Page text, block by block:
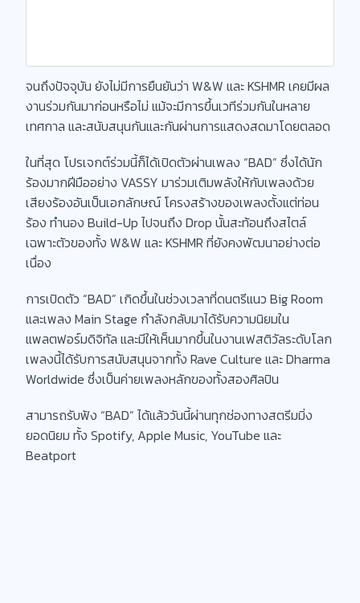
จนถึงปัจจุบัน ยังไม่มีการยืนยันว่า W&W และ KSHMR เคยมีผล
งานร่วมกันมาก่อนหรือไม่ แม้จะมีการขึ้นเวทีร่วมกันในหลาย
เทศกาล และสนับสนุนกันและกันผ่านการแสดงสดมาโดยตลอด
ในที่สุด โปรเจกต์ร่วมนี้ก็ได้เปิดตัวผ่านเพลง “BAD” ซึ่งได้นัก
ร้องมากฝีมืออย่าง VASSY มาร่วมเติมพลังให้กับเพลงด้วย
เสียงร้องอันเป็นเอกลักษณ์ โครงสร้างของเพลงตั้งแต่ท่อน
ร้อง ทำนอง Build-Up ไปจนถึง Drop นั้นสะท้อนถึงสไตล์
เฉพาะตัวของทั้ง W&W และ KSHMR ที่ยังคงพัฒนาอย่างต่อ
เนื่อง
การเปิดตัว “BAD” เกิดขึ้นในช่วงเวลาที่ดนตรีแนว Big Room
และเพลง Main Stage กำลังกลับมาได้รับความนิยมใน
แพลตฟอร์มดิจิทัล และมีให้เห็นมากขึ้นในงานเฟสติวัลระดับโลก
เพลงนี้ได้รับการสนับสนุนจากทั้ง Rave Culture และ Dharma
Worldwide ซึ่งเป็นค่ายเพลงหลักของทั้งสองศิลปิน
สามารถรับฟัง “BAD” ได้แล้ววันนี้ผ่านทุกช่องทางสตรีมมิ่ง
ยอดนิยม ทั้ง Spotify, Apple Music, YouTube และ
Beatport